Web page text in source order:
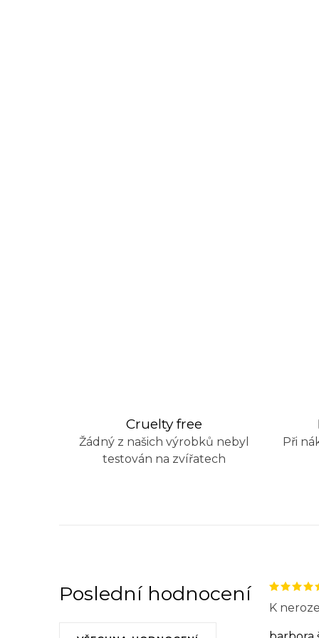
k
Cruelty free
Žádný z našich výrobků nebyl
testován na zvířatech
Při
Poslední hodnocení
K